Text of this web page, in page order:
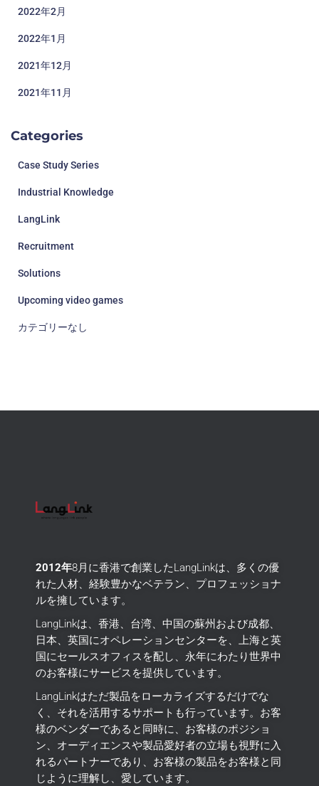
2022年2月
2022年1月
2021年12月
2021年11月
Categories
Case Study Series
Industrial Knowledge
LangLink
Recruitment
Solutions
Upcoming video games
カテゴリーなし
2012年8月に香港で創業したLangLinkは、多くの優
れた人材、経験豊かなベテラン、プロフェッショナ
ルを擁しています。
LangLinkは、香港、台湾、中国の蘇州および成都、
日本、英国にオペレーションセンターを、上海と英
国にセールスオフィスを配し、永年にわたり世界中
のお客様にサービスを提供しています。
LangLinkはただ製品をローカライズするだけでな
く、それを活用するサポートも行っています。 お客
様のベンダーであると同時に、お客様のポジショ
ン、オーディエンスや製品愛好者の立場も視野に入
れるパートナーであり、お客様の製品をお客様と同
じように理解し、愛しています。